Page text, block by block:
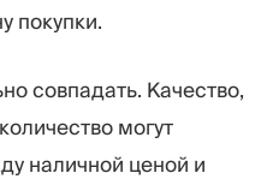
покупки.
совпадать. Качество,
могут
наличной ценой и